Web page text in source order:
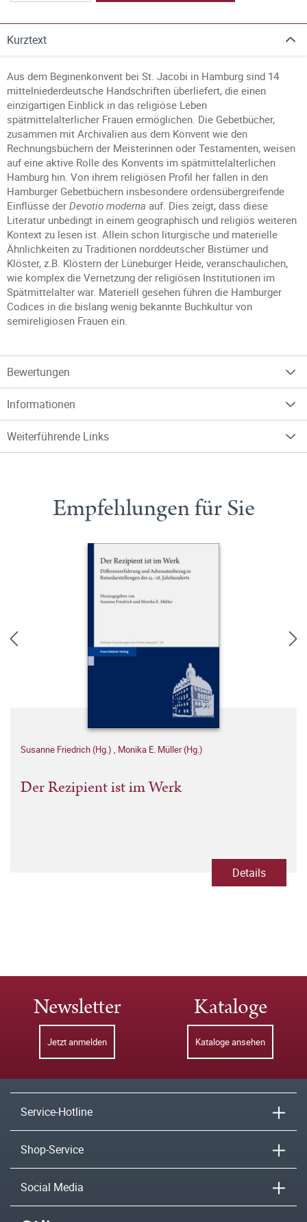
Kurztext
Aus dem Beginenkonvent bei St. Jacobi in Hamburg sind 14
mittelniederdeutsche Handschriften überliefert, die einen
einzigartigen Einblick in das religiöse Leben
spätmittelalterlicher Frauen ermöglichen. Die Gebetbücher,
zusammen mit Archivalien aus dem Konvent wie den
Rechnungsbüchern der Meisterinnen oder Testamenten, weisen
auf eine aktive Rolle des Konvents im spätmittelalterlichen
Hamburg hin. Von ihrem religiösen Profil her fallen in den
Hamburger Gebetbüchern insbesondere ordensübergreifende
Einflüsse der Devotio moderna auf. Dies zeigt, dass diese
Literatur unbedingt in einem geographisch und religiös weiteren
Kontext zu lesen ist. Allein schon liturgische und materielle
Ähnlichkeiten zu Traditionen norddeutscher Bistümer und
Klöster, z.B. Klöstern der Lüneburger Heide, veranschaulichen,
wie komplex die Vernetzung der religiösen Institutionen im
Spätmittelalter war. Materiell gesehen führen die Hamburger
Codices in die bislang wenig bekannte Buchkultur von
semireligiosen Frauen ein.
Bewertungen
Informationen
Weiterführende Links
Empfehlungen für Sie
Susanne Friedrich (Hg.) , Monika E. Müller (Hg.)
Der Rezipient ist im Werk
Details
Newsletter
Jetzt anmelden
Kataloge
Kataloge ansehen
Service-Hotline
Shop-Service
Social Media